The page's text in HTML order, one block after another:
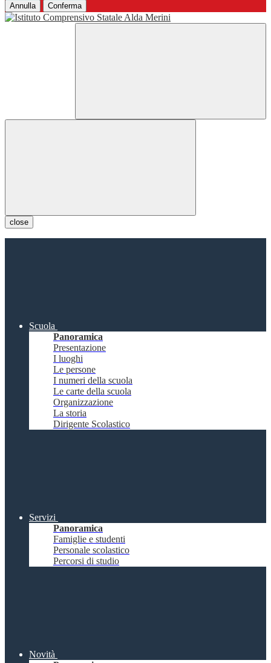
Annulla Conferma
close
Scuola
Panoramica
Presentazione
I luoghi
Le persone
I numeri della scuola
Le carte della scuola
Organizzazione
La storia
Dirigente Scolastico
Servizi
Panoramica
Famiglie e studenti
Personale scolastico
Percorsi di studio
Novità